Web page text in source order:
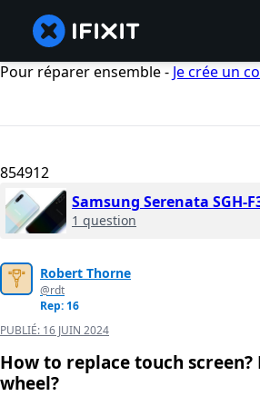
Pour réparer ensemble - Je crée un
854912
Samsung Serenata SGH-
1 question
Robert Thorne
@rdt
Rep: 16
PUBLIÉ: 16 JUIN 2024
How to replace touch
wheel?